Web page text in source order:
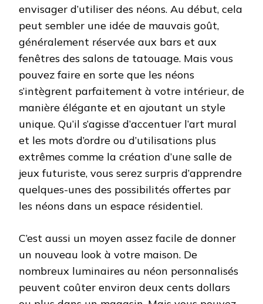
envisager d’utiliser des néons. Au début, cela
peut sembler une idée de mauvais goût,
généralement réservée aux bars et aux
fenêtres des salons de tatouage. Mais vous
pouvez faire en sorte que les néons
s’intègrent parfaitement à votre intérieur, de
manière élégante et en ajoutant un style
unique. Qu’il s’agisse d’accentuer l’art mural
et les mots d’ordre ou d’utilisations plus
extrêmes comme la création d’une salle de
jeux futuriste, vous serez surpris d’apprendre
quelques-unes des possibilités offertes par
les néons dans un espace résidentiel.
C’est aussi un moyen assez facile de donner
un nouveau look à votre maison. De
nombreux luminaires au néon personnalisés
peuvent coûter environ deux cents dollars